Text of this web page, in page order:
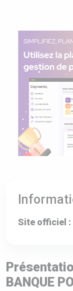
Site officiel :
BANQUE